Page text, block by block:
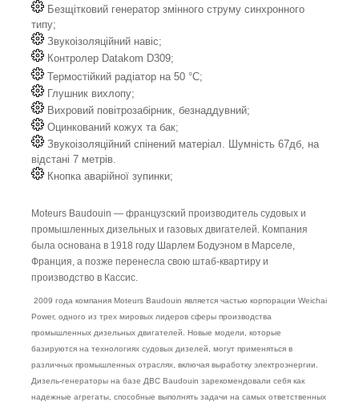
Безщітковий генератор змінного струму синхронного
типу;
Звукоізоляційний навіс;
Контролер Datakom D309;
Термостійкий радіатор на 50 °C;
Глушник вихлопу;
Вихровий повітрозабірник, безнаддувний;
Оцинкований кожух та бак;
Звукоізоляційний спінений матеріал. Шумність 67дб, на
відстані 7 метрів.
Кнопка аварійної зупинки;
Moteurs Baudouin — французский производитель судовых и
промышленных дизельных и газовых двигателей. Компания
была основана в 1918 году Шарлем Бодуэном в Марселе,
Франция, а позже перенесла свою штаб-квартиру и
производство в Кассис.
2009 года компания Moteurs Baudouin является частью корпорации Weichai
Power, одного из трех мировых лидеров сферы производства
промышленных дизельных двигателей. Новые модели, которые
базируются на технологиях судовых дизелей, могут применяться в
различных промышленных отраслях, включая выработку электроэнергии.
Дизель-генераторы на базе ДВС Baudouin зарекомендовали себя как
надежные агрегаты, способные выполнять задачи на самых ответственных